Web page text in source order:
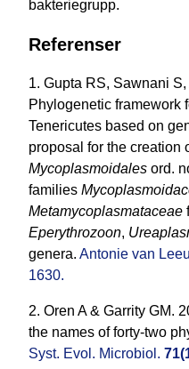
bakteriegrupp.
Referenser
1. Gupta RS, Sawnani S,
Phylogenetic framework
Tenericutes based on
proposal for the creation
Mycoplasmoidales ord.
families
Metamycoplasmataceae
Eperythrozoon,
genera. Antonie van
1630.
2. Oren A & Garrity GM.
the names of forty-two
Syst. Evol. Microbiol.